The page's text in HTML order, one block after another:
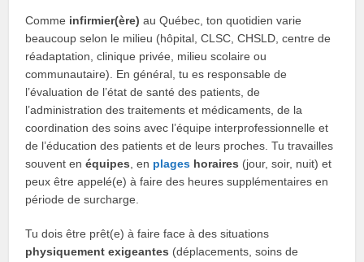
Comme infirmier(ère) au Québec, ton quotidien varie
beaucoup selon le milieu (hôpital, CLSC, CHSLD, centre de
réadaptation, clinique privée, milieu scolaire ou
communautaire). En général, tu es responsable de
l’évaluation de l’état de santé des patients, de
l’administration des traitements et médicaments, de la
coordination des soins avec l’équipe interprofessionnelle et
de l’éducation des patients et de leurs proches. Tu travailles
souvent enéquipes , en plages horaires (jour, soir, nuit) et
peux être appelé(e) à faire des heures supplémentaires en
période de surcharge.
Tu dois être prêt(e) à faire face à des situations
physiquement exigeantes (déplacements, soins de